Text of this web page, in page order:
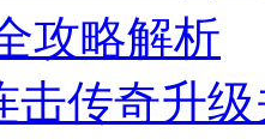
攻略解析
击传奇升